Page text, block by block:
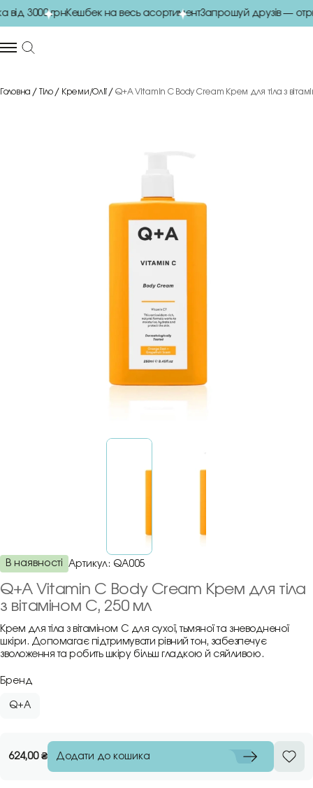
3000 грнКешбек на весь асортиментЗапрошуй друзів —
Головна Тіло Креми/Олії Q+A Vitamin C Body Cream Крем для тіла з
В наявності Артикул: QA005
Q+A Vitamin C Body Cream Крем для тіла
з вітаміном C, 250 мл
Крем для тіла з вітаміном С для сухої, тьмяної та зневодненої
шкіри. Допомагає підтримувати рівний тон, забезпечує
зволоження та робить шкіру більш гладкою й сяйливою.
Бренд
Q+A
624,00₴ Додати до кошика